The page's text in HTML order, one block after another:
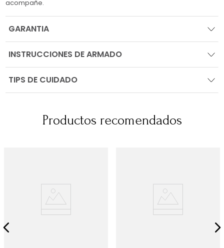
acompañe.
GARANTIA
INSTRUCCIONES DE ARMADO
TIPS DE CUIDADO
Productos recomendados